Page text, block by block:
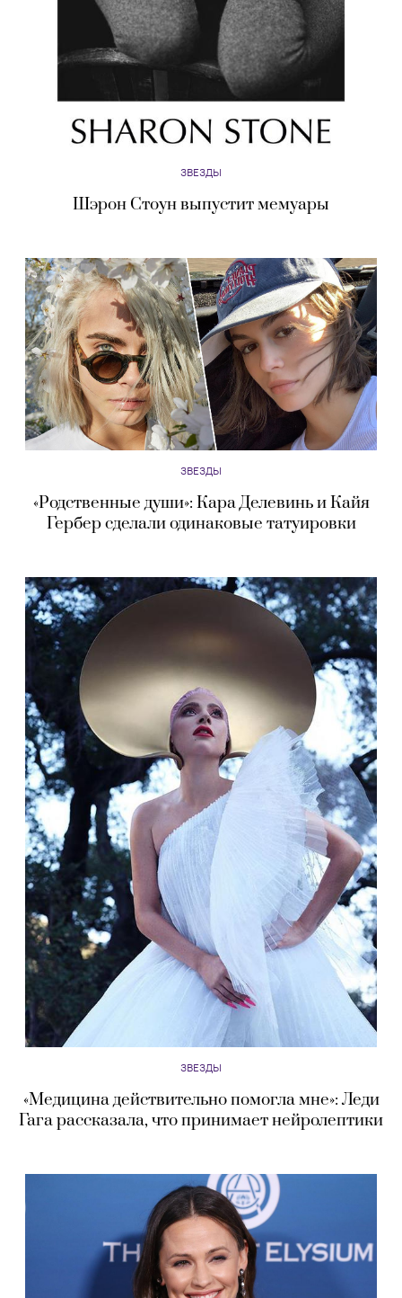
ЗВЕЗДЫ
Шэрон Стоун выпустит мемуары
ЗВЕЗДЫ
«Родственные души»: Кара Делевинь и Кайя
Гербер сделали одинаковые татуировки
ЗВЕЗДЫ
«Медицина действительно помогла мне»: Леди
Гага рассказала, что принимает нейролептики